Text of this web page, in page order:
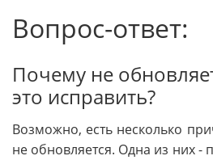
Вопрос-ответ:
Почему не
это исправить?
Возможно, есть несколько
не обновляется. Одна из них -